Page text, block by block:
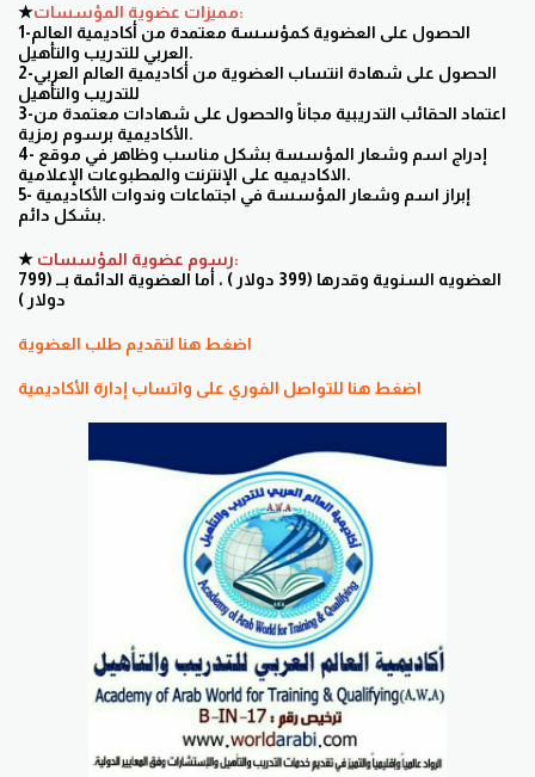
★
مميزات عضوية المؤسسات:
1-الحصول على العضوية كمؤسسة معتمدة من أكاديمية العالم
العربي للتدريب والتأهيل.
2-الحصول على شهادة انتساب العضوية من أكاديمية العالم العربي
للتدريب والتأهيل
3-اعتماد الحقائب التدريبية مجاناً والحصول على شهادات معتمدة من
الأكاديمية برسوم رمزية.
4- إدراج اسم وشعار المؤسسة بشكل مناسب وظاهر في موقع
الاكاديميه على الإنترنت والمطبوعات الإعلامية.
5- إبراز اسم وشعار المؤسسة في اجتماعات وندوات الأكاديمية
بشكل دائم.
★
رسوم عضوية المؤسسات:
العضويه السنوية وقدرها (399 دولار ) ، أما العضوية الدائمة بــ (799
دولار )
اضغط هنا لتقديم طلب العضوية
اضغط هنا للتواصل الفوري على واتساب إدارة الأكاديمية